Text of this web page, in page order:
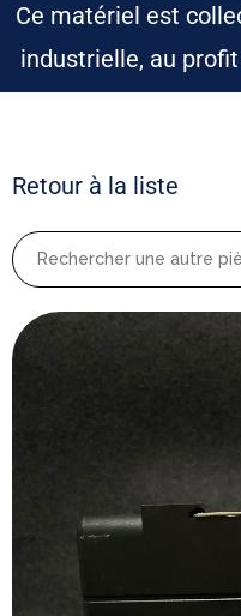
Ce matériel est
industrielle, au
Retour à la liste